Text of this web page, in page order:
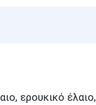
ερουκικό έλαιο,